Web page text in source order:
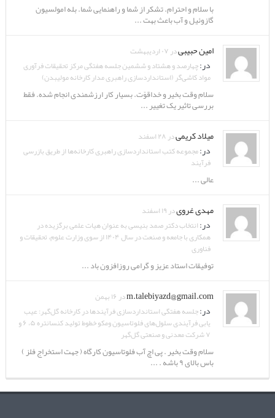
با سلام و احترام. تشکر از شما و راهنمایی شما. بله امولسیون
گازوئیل و آب باعث بهت ...
امین حبیبیدر ۰۷ اردیبهشت
در:چهارصد و هشتاد و ششمین جلسه هفتگی مرکز تحقیقات فرآوری
مواد کاشی‌گر (استانداردسازی راهبری مدار کارخانه مولیبدن)
سلام وقت بخیر و خداقوّت. بسیار کار ارزشمندی انجام شده. فقط
بررسی تاثیر یک تغییر ...
میلاد کریمیدر ۲۸ اسفند
در:مجموعه کتب استانداردسازی راهبری کارخانه‌ها از طریق بازرسی
فرآیند
عالی ...
مهدی غرویدر ۱۹ اسفند
در:انتخاب دکتر صمد بنیسی به عنوان هیات علمی برگزیده در
همکاری با جامعه و صنعت در سال ۱۴۰۴ از سوی وزارت علوم، تحقیقات و
فناوری
توفیقات استاد عزیز و گرامی روزافزون باد ...
m.talebiyazd@gmail.comدر ۱۶ بهمن
در:جلسه هفتگی استانداردسازی فرآیندها در کارخانه گل‌گهر: عیب
یابی فرآیندی سلول‌های فلوتاسیون ومکو خطوط تولید کنسانتره ۵، ۶ و
۷ شرکت معدنی و صنعتی گل‌گهر
سلام وقت بخیر . پی اچ آب فلوتاسیون کارگاه ( جهت استخراج فلز )
باس بالای ۹ باشه . ...